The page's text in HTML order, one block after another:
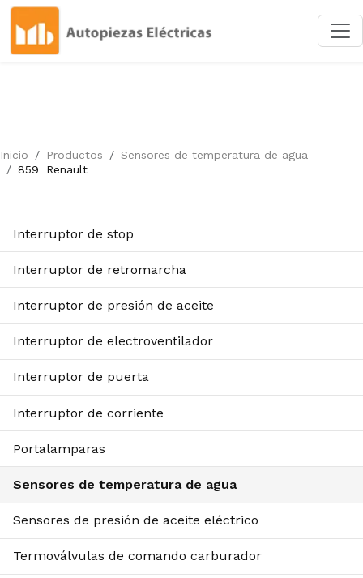
Inicio Productos
Sensores de temperatura de agua
859
Renault
Interruptor de stop
Interruptor de retromarcha
Interruptor de presión de aceite
Interruptor de electroventilador
Interruptor de puerta
Interruptor de corriente
Portalamparas
Sensores de temperatura de agua
Sensores de presión de aceite eléctrico
Termoválvulas de comando carburador